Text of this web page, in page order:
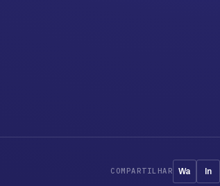
COMPARTILHAR Wa In